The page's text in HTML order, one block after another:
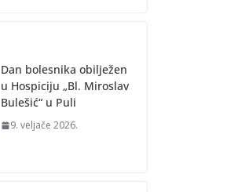
Dan bolesnika obilježen
u Hospiciju „Bl. Miroslav
Bulešić“ u Puli
9. veljače 2026.